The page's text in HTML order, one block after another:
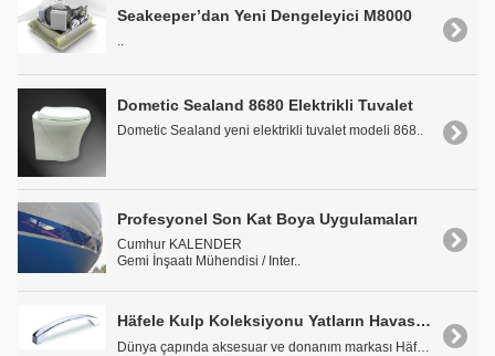
Seakeeper’dan Yeni Dengeleyici M8000
Dometic Sealand 8680 Elektrikli Tuvalet
Dometic Sealand yeni elektrikli tuvalet modeli 868..
Profesyonel Son Kat Boya Uygulamaları
Cumhur KALENDER
Gemi İnşaatı Mühendisi / Inter..
Häfele Kulp Koleksiyonu Yatların Havasını Değiştiriyor
Dünya çapında aksesuar ve donanım markası Häfele ..